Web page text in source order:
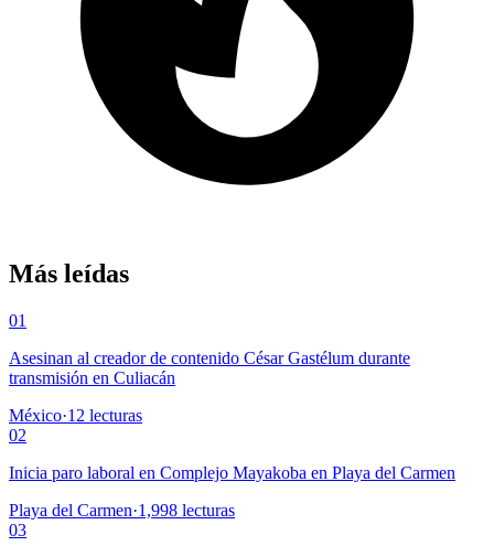
Más leídas
01
Asesinan al creador de contenido César Gastélum durante
transmisión en Culiacán
México·12 lecturas
02
Inicia paro laboral en Complejo Mayakoba en Playa del Carmen
Playa del Carmen·1,998 lecturas
03